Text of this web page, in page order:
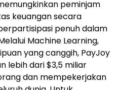
peminjam
keuangan secara
penuh dalam
Machine Learning,
yang canggih, PayJoy
lebih dari $3,5 miliar
dan mempekerjakan